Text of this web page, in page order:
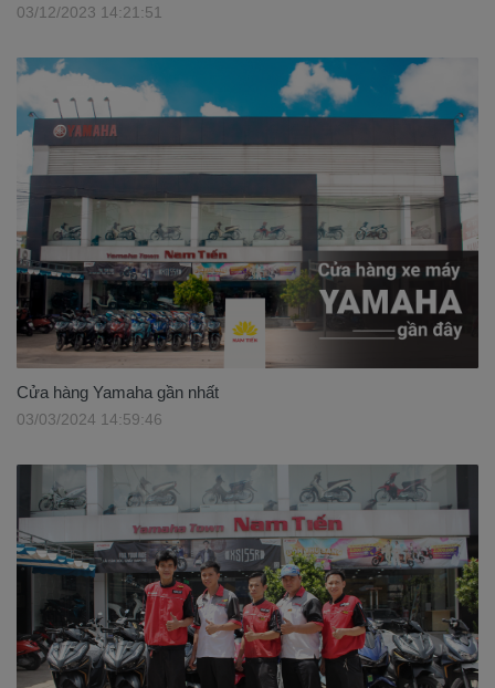
03/12/2023 14:21:51
Cửa hàng Yamaha gần nhất
03/03/2024 14:59:46